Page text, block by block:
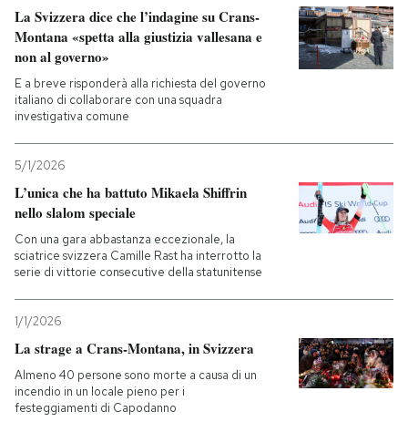
La Svizzera dice che l’indagine su Crans-
Montana «spetta alla giustizia vallesana e
non al governo»
E a breve risponderà alla richiesta del governo
italiano di collaborare con una squadra
investigativa comune
5/1/2026
L’unica che ha battuto Mikaela Shiffrin
nello slalom speciale
Con una gara abbastanza eccezionale, la
sciatrice svizzera Camille Rast ha interrotto la
serie di vittorie consecutive della statunitense
1/1/2026
La strage a Crans-Montana, in Svizzera
Almeno 40 persone sono morte a causa di un
incendio in un locale pieno per i
festeggiamenti di Capodanno